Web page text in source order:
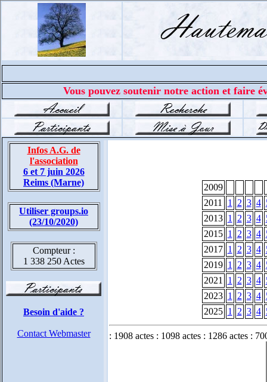
Vous pouvez soutenir notre action et faire
Infos A.G. de
l'association
6 et 7 juin 2026
Reims (Marne)
Utiliser groups.io
(23/10/2020)
Compteur :
1 338 250 Actes
Besoin d'aide ?
Contact Webmaster
2009
2011
1 2 3 4
2013 1 2 3 4
2015 1 2 3 4
2017 1 2 3 4
2019 1 2 3 4
2021
1 2 3 4
2023 1 2 3 4
2025 1 2 3 4
: 1908 actes : 1098 actes : 1286 actes :